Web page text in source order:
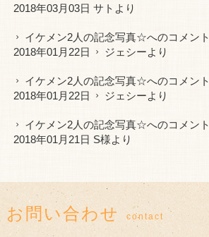
2018年03月03日 サトより
イケメン2人の記念写真☆へのコメント
2018年01月22日
ジェシーより
イケメン2人の記念写真☆へのコメント
2018年01月22日
ジェシーより
イケメン2人の記念写真☆へのコメント
2018年01月21日 S様より
お問い合わせ contact